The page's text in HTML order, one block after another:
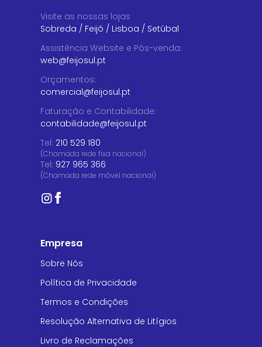
Visite as nossas lojas
Sobreda / Feijó / Lisboa / Setúbal
Assistência Website e Pós-venda:
web@feijosul.pt
Orçamentos:
comercial@feijosul.pt
Faturação e Contabilidade:
contabilidade@feijosul.pt
Tel: 210 529 180
(Chamada rede fixa nacional)
Tel: 927 965 366
(Chamada rede móvel nacional)
Empresa
Sobre Nós
Política de Privacidade
Termos e Condições
Resolução Alternativa de Litígios
Livro de Reclamações